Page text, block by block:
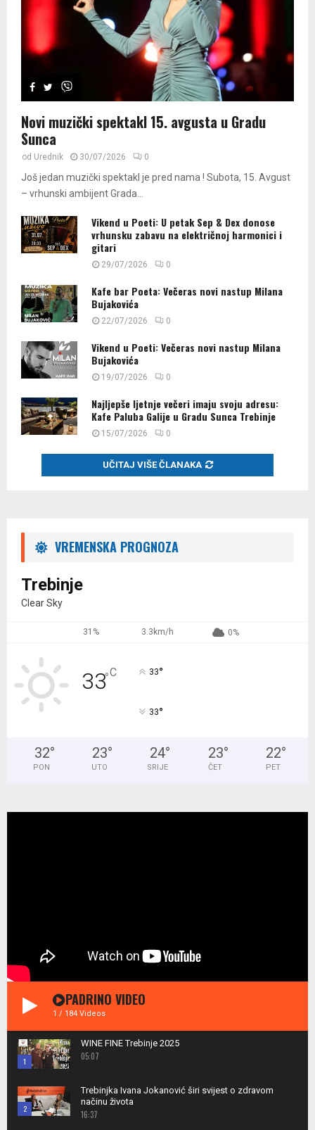
Novi muzički spektakl 15. avgusta u Gradu
Sunca
od Urednik 30/07/2026 0
Još jedan muzički spektakl je pred nama ! Subota, 15. Avgust
– vrhunski ambijent Grada...
Vikend u Poeti: U petak Sep & Dex donose
vrhunsku zabavu na električnoj harmonici i
gitari
29/07/2026 0
Kafe bar Poeta: Večeras novi nastup Milana
Bujakovića
22/07/2026 0
Vikend u Poeti: Večeras novi nastup Milana
Bujakovića
19/07/2026 0
Najljepše ljetnje večeri imaju svoju adresu:
Kafe Paluba Galije u Gradu Sunca Trebinje
15/07/2026 0
UČITAJ VIŠE ČLANAKA
VREMENSKA PROGNOZA
Trebinje
Clear Sky
31% 3.3km/h 0%
33°C 33°
33°
32°
PON
23°
UTO
24°
SRIJE
23°
ČET
22°
PET
PADRINO VIDEO
1 / 184 Videos
1
youtube
WINE FINE Trebinje 2025
05:07
2
Trebinjka Ivana Jokanović širi svijest o zdravom
načinu života
16:37